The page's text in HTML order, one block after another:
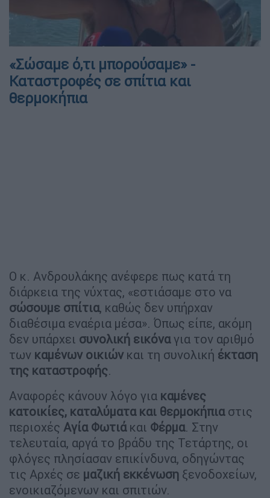
«Σώσαμε ό,τι μπορούσαμε» -
Καταστροφές σε σπίτια και
θερμοκήπια
Ο κ. Ανδρουλάκης ανέφερε πως κατά τη
διάρκεια της νύχτας, «εστιάσαμε στο να
σώσουμε σπίτια, καθώς δεν υπήρχαν
διαθέσιμα εναέρια μέσα». Όπως είπε, ακόμη
δεν υπάρχει συνολική εικόναγια τον αριθμό
των καμένων οικιών και τη συνολική έκταση
της καταστροφής.
Αναφορές κάνουν λόγο για καμένες
κατοικίες, καταλύματα και θερμοκήπιαστις
περιοχές Αγία Φωτιάκαι Φέρμα. Στην
τελευταία, αργά το βράδυ της Τετάρτης, οι
φλόγες πλησίασαν επικίνδυνα, οδηγώντας
τις Αρχές σε μαζική εκκένωση ξενοδοχείων,
ενοικιαζόμενων και σπιτιών.